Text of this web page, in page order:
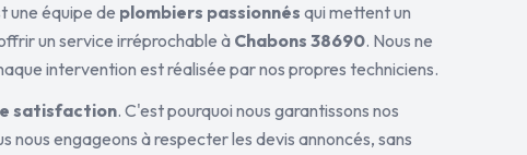
une équipe de plombiers passionnés qui mettent un
un service irréprochable à Chabons 38690. Nous ne
intervention est réalisée par nos propres techniciens.
satisfaction. C'est pourquoi nous garantissons nos
nous engageons à respecter les devis annoncés, sans